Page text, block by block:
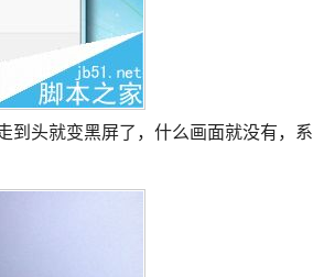
到头就变黑屏了，什么画面就没有，系